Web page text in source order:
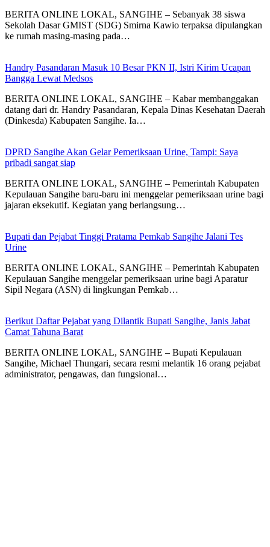
BERITA ONLINE LOKAL, SANGIHE – Sebanyak 38 siswa
Sekolah Dasar GMIST (SDG) Smirna Kawio terpaksa dipulangkan
ke rumah masing-masing pada…
Handry Pasandaran Masuk 10 Besar PKN II, Istri Kirim Ucapan
Bangga Lewat Medsos
BERITA ONLINE LOKAL, SANGIHE – Kabar membanggakan
datang dari dr. Handry Pasandaran, Kepala Dinas Kesehatan Daerah
(Dinkesda) Kabupaten Sangihe. Ia…
DPRD Sangihe Akan Gelar Pemeriksaan Urine, Tampi: Saya
pribadi sangat siap
BERITA ONLINE LOKAL, SANGIHE – Pemerintah Kabupaten
Kepulauan Sangihe baru-baru ini menggelar pemeriksaan urine bagi
jajaran eksekutif. Kegiatan yang berlangsung…
Bupati dan Pejabat Tinggi Pratama Pemkab Sangihe Jalani Tes
Urine
BERITA ONLINE LOKAL, SANGIHE – Pemerintah Kabupaten
Kepulauan Sangihe menggelar pemeriksaan urine bagi Aparatur
Sipil Negara (ASN) di lingkungan Pemkab…
Berikut Daftar Pejabat yang Dilantik Bupati Sangihe, Janis Jabat
Camat Tahuna Barat
BERITA ONLINE LOKAL, SANGIHE – Bupati Kepulauan
Sangihe, Michael Thungari, secara resmi melantik 16 orang pejabat
administrator, pengawas, dan fungsional…